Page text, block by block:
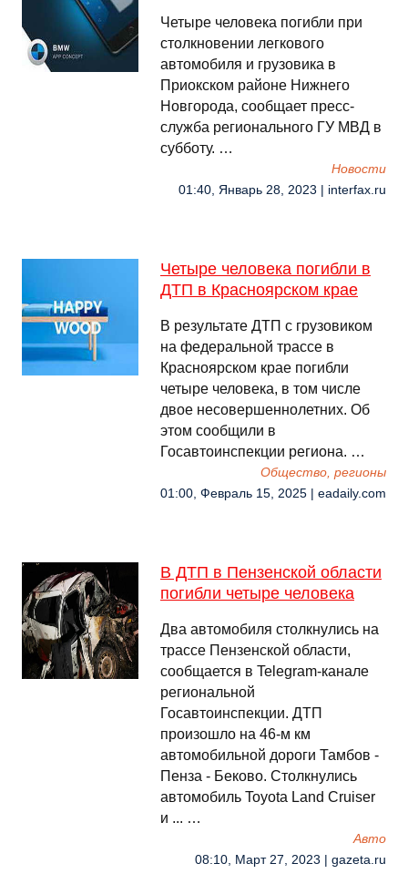
Четыре человека погибли при
столкновении легкового
автомобиля и грузовика в
Приокском районе Нижнего
Новгорода, сообщает пресс-
служба регионального ГУ МВД в
субботу. …
Новости
01:40, Январь 28, 2023 | interfax.ru
Четыре человека погибли в
ДТП в Красноярском крае
В результате ДТП с грузовиком
на федеральной трассе в
Красноярском крае погибли
четыре человека, в том числе
двое несовершеннолетних. Об
этом сообщили в
Госавтоинспекции региона. …
Общество, регионы
01:00, Февраль 15, 2025 | eadaily.com
В ДТП в Пензенской области
погибли четыре человека
Два автомобиля столкнулись на
трассе Пензенской области,
сообщается в Telegram-канале
региональной
Госавтоинспекции. ДТП
произошло на 46-м км
автомобильной дороги Тамбов -
Пенза - Беково. Столкнулись
автомобиль Toyota Land Cruiser
и ... …
Авто
08:10, Март 27, 2023 | gazeta.ru